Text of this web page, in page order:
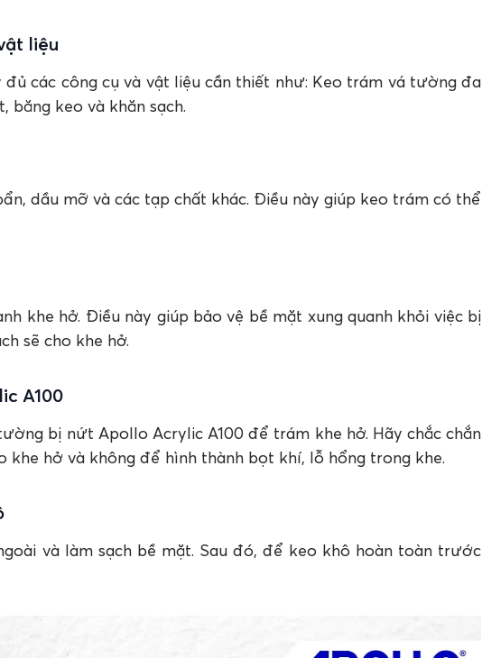
liệu
các công cụ và vật liệu cần thiết như: Keo trám vá tường đa
băng keo và khăn sạch.
dầu mỡ và các tạp chất khác. Điều này giúp keo trám có thể
khe hở. Điều này giúp bảo vệ bề mặt xung quanh khỏi việc bị
sẽ cho khe hở.
A100
bị nứt Apollo Acrylic A100 để trám khe hở. Hãy chắc chắn
khe hở và không để hình thành bọt khí, lỗ hổng trong khe.
và làm sạch bề mặt. Sau đó, để keo khô hoàn toàn trước